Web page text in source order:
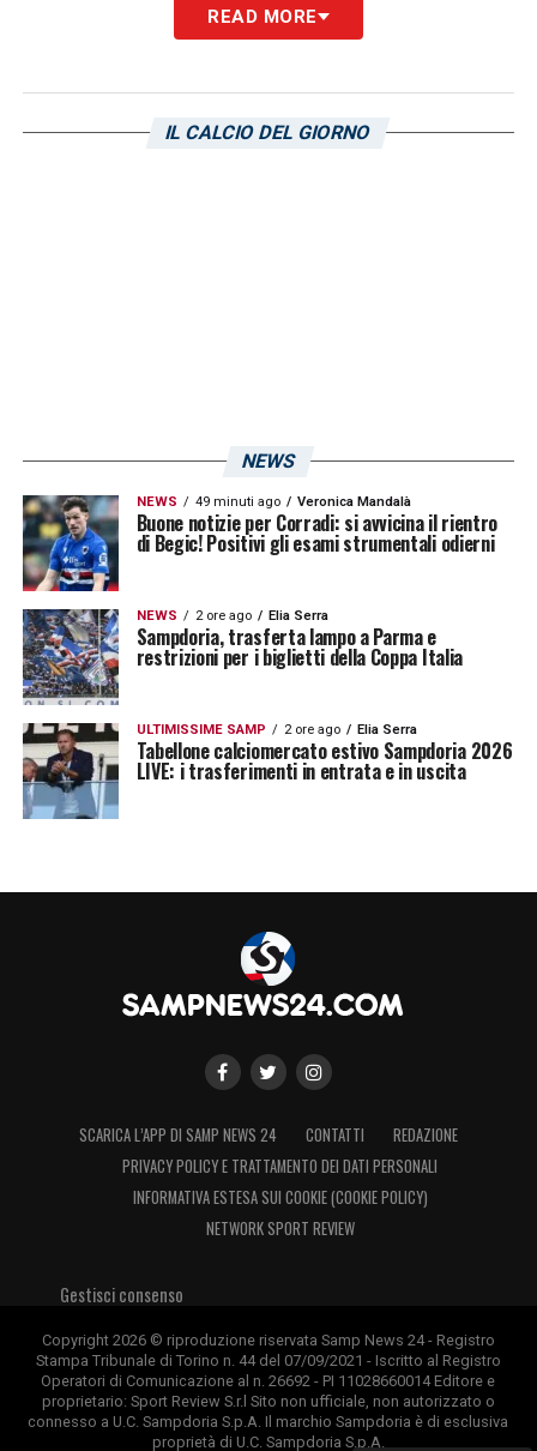
READ MORE
IL CALCIO DEL GIORNO
NEWS
NEWS 49 minuti ago Veronica Mandalà
Buone notizie per Corradi: si avvicina il rientro
di Begic! Positivi gli esami strumentali odierni
NEWS 2 ore ago Elia Serra
Sampdoria, trasferta lampo a Parma e
restrizioni per i biglietti della Coppa Italia
ULTIMISSIME SAMP 2 ore ago Elia Serra
Tabellone calciomercato estivo Sampdoria 2026
LIVE: i trasferimenti in entrata e in uscita
SCARICA L’APP DI SAMP NEWS 24 CONTATTI
REDAZIONE
PRIVACY POLICY E TRATTAMENTO DEI DATI PERSONALI
INFORMATIVA ESTESA SUI COOKIE (COOKIE POLICY)
NETWORK SPORT REVIEW
Gestisci consenso
Copyright 2026 © riproduzione riservata Samp News 24 - Registro
Stampa Tribunale di Torino n. 44 del 07/09/2021 - Iscritto al Registro
Operatori di Comunicazione al n. 26692 - PI 11028660014 Editore e
proprietario: Sport Review S.r.l Sito non ufficiale, non autorizzato o
connesso a U.C. Sampdoria S.p.A. Il marchio Sampdoria è di esclusiva
proprietà di U.C. Sampdoria S.p.A.